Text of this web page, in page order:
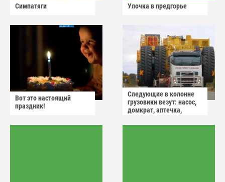
Симпатяги Улочка в предгорье
Вот это настоящий
праздник!
Следующие в колонне
грузовики везут: насос,
домкрат, аптечка,